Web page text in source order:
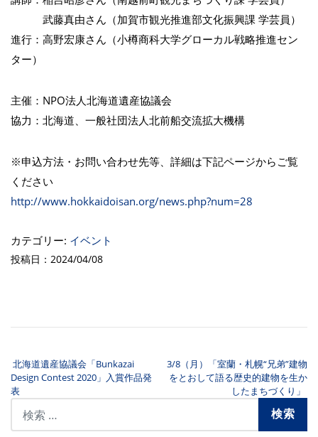
武藤真由さん（加賀市観光推進部文化振興課 学芸員）
進行：高野宏康さん（小樽商科大学グローカル戦略推進セン
ター）
主催：NPO法人北海道遺産協議会
協力：北海道、一般社団法人北前船交流拡大機構
※申込方法・お問い合わせ先等、詳細は下記ページからご覧
ください
http://www.hokkaidoisan.org/news.php?num=28
カテゴリー: イベント
投稿日：2024/04/08
投稿ナビゲーション
北海道遺産協議会「Bunkazai
Design Contest 2020」入賞作品発
表
3/8（月）「室蘭・札幌“兄弟”建物
をとおして語る歴史的建物を生か
したまちづくり」